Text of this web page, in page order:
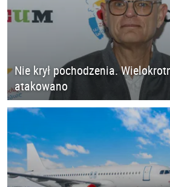
Nie krył pochodzenia.
atakowano